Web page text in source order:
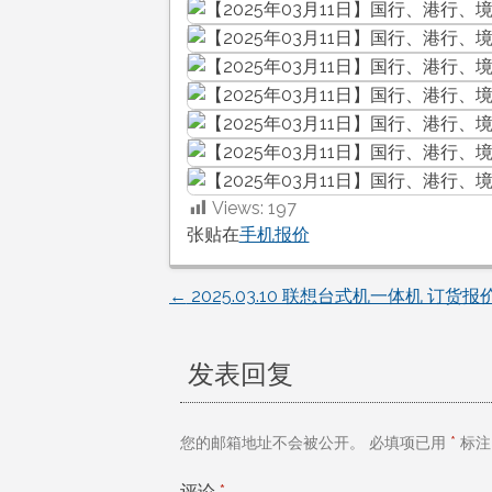
Views: 197
张贴在手机报价
文
章
导
← 2025.03.10 联想台式机一体机 订货报
发表回复
您的邮箱地址不会被公开。 必填项已用 * 标注